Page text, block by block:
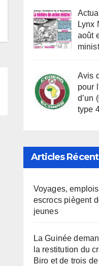
Lynx
août
Avis
pour
d’un
type
Articles
Voyages,
escrocs piègent
jeunes
La Guinée
la restitution du
Biro et de trois